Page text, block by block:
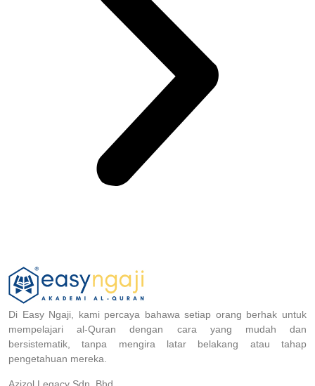
Di Easy Ngaji, kami percaya bahawa setiap orang berhak untuk
mempelajari al-Quran dengan cara yang mudah dan
bersistematik, tanpa mengira latar belakang atau tahap
pengetahuan mereka.
Azizol Legacy Sdn. Bhd.